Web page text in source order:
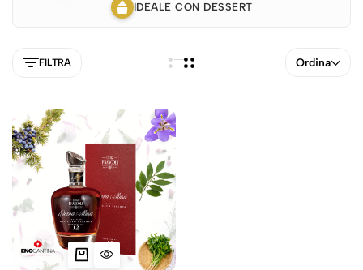
IDEALE CON DESSERT
FILTRA Ordina